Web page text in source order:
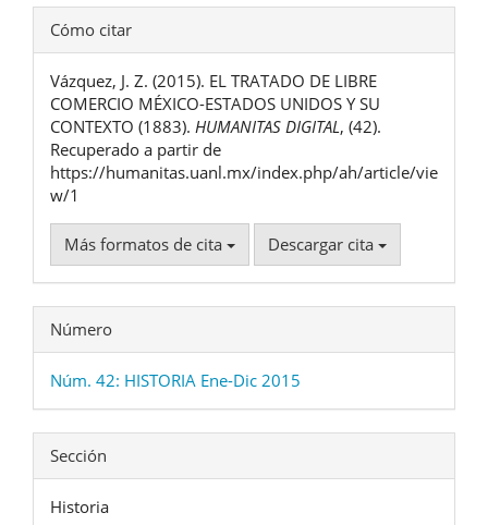
Detalles
del
artículo
Cómo citar
Vázquez, J. Z. (2015). EL TRATADO DE LIBRE
COMERCIO MÉXICO-ESTADOS UNIDOS Y SU
CONTEXTO (1883). HUMANITAS DIGITAL, (42).
Recuperado a partir de
https://humanitas.uanl.mx/index.php/ah/article/vie
w/1
Más formatos de cita Descargar cita
Número
Núm. 42: HISTORIA Ene-Dic 2015
Sección
Historia